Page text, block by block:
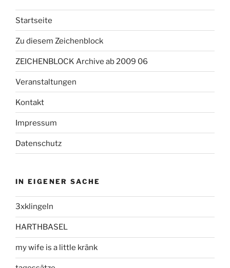
Startseite
Zu diesem Zeichenblock
ZEICHENBLOCK Archive ab 2009 06
Veranstaltungen
Kontakt
Impressum
Datenschutz
IN EIGENER SACHE
3xklingeln
HARTHBASEL
my wife is a little kränk